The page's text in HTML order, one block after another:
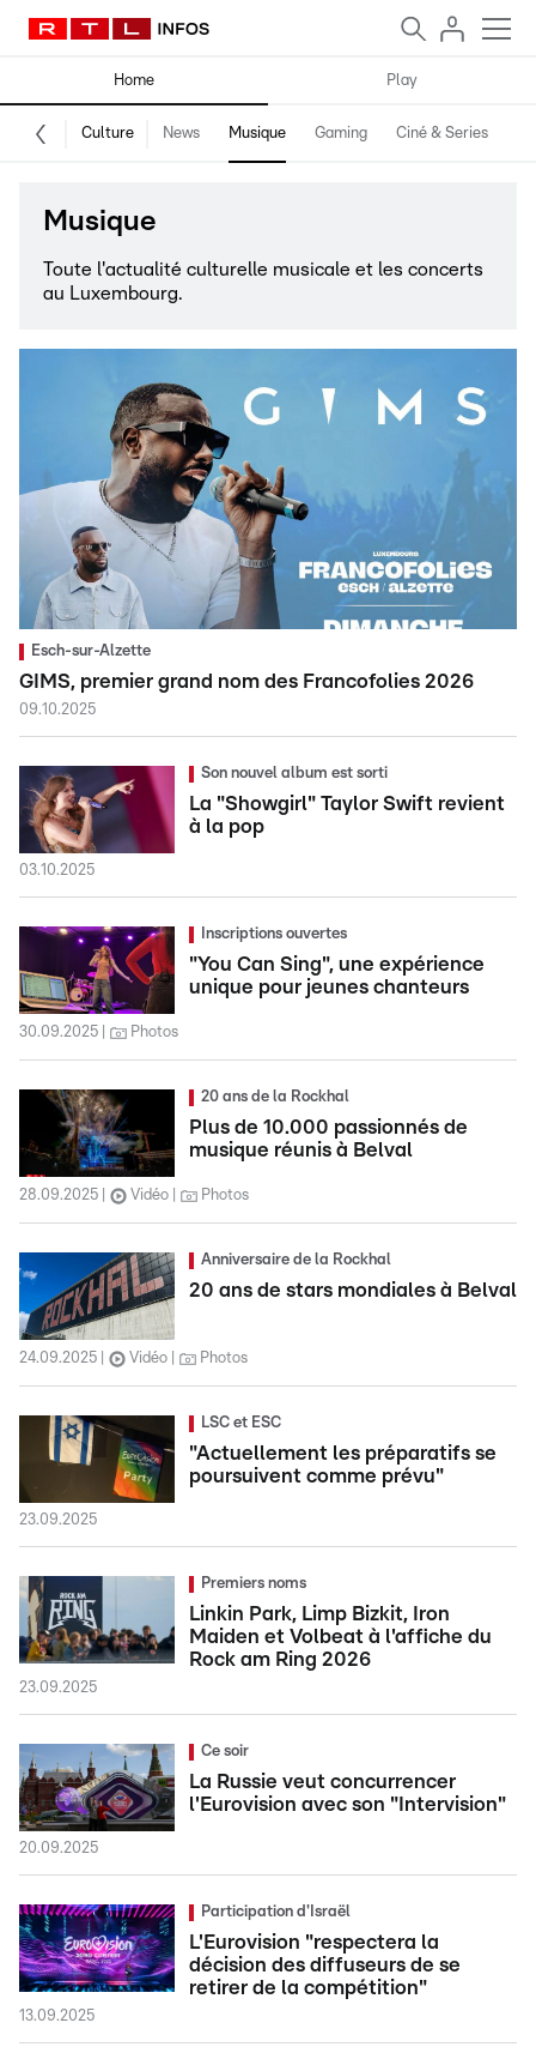
Home Play
Culture News Musique Gaming Ciné & Series
Musique
Toute l'actualité culturelle musicale et les concerts
au Luxembourg.
Esch-sur-Alzette
GIMS, premier grand nom des Francofolies 2026
09.10.2025
Son nouvel album est sorti
La "Showgirl" Taylor Swift revient
à la pop
03.10.2025
Inscriptions ouvertes
"You Can Sing", une expérience
unique pour jeunes chanteurs
30.09.2025 Photos
20 ans de la Rockhal
Plus de 10.000 passionnés de
musique réunis à Belval
28.09.2025 Vidéo Photos
Anniversaire de la Rockhal
20 ans de stars mondiales à Belval
24.09.2025 Vidéo Photos
LSC et ESC
"Actuellement les préparatifs se
poursuivent comme prévu"
23.09.2025
Premiers noms
Linkin Park, Limp Bizkit, Iron
Maiden et Volbeat à l'affiche du
Rock am Ring 2026
23.09.2025
Ce soir
La Russie veut concurrencer
l'Eurovision avec son "Intervision"
20.09.2025
Participation d'Israël
L'Eurovision "respectera la
décision des diffuseurs de se
retirer de la compétition"
13.09.2025